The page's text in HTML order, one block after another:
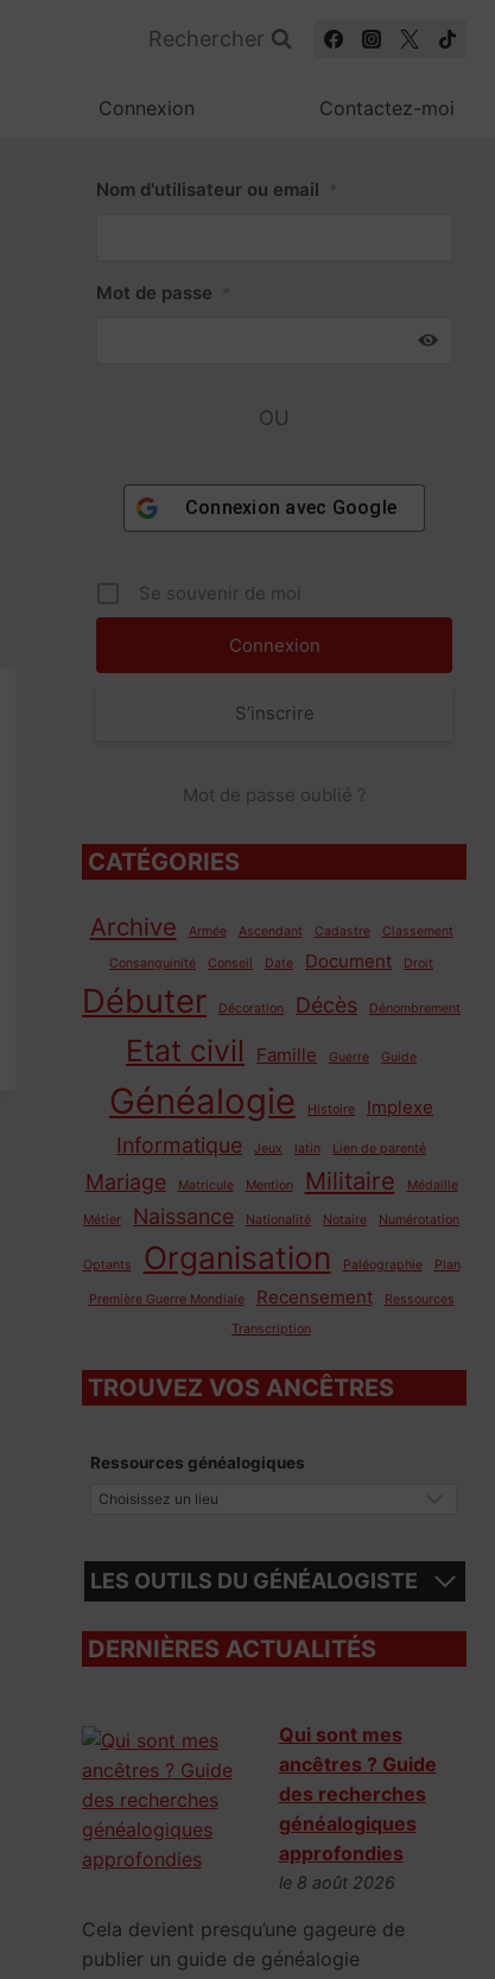
Rechercher
Connexion Contactez-moi
Nom d'utilisateur ou email
Mot de passe
OU
Connexion avec Google
Se souvenir de moi
S’inscrire
Mot de passe oublié ?
CATÉGORIES
Archive Armée Ascendant Cadastre Classement
Consanguinité Conseil Date Document Droit
Débuter Décoration Décès Dénombrement
Etat civil Famille Guerre Guide
Généalogie Histoire Implexe
Informatique Jeux latin Lien de parenté
Mariage Matricule Mention Militaire Médaille
Métier Naissance Nationalité Notaire Numérotation
Optants Organisation Paléographie Plan
Première Guerre Mondiale Recensement
Ressources
Transcription
TROUVEZ VOS ANCÊTRES
Ressources généalogiques
LES OUTILS DU GÉNÉALOGISTE
DERNIÈRES ACTUALITÉS
Qui sont mes
ancêtres ? Guide
des recherches
généalogiques
approfondies
le 8 août 2026
Cela devient presqu’une gageure de
publier un guide de généalogie